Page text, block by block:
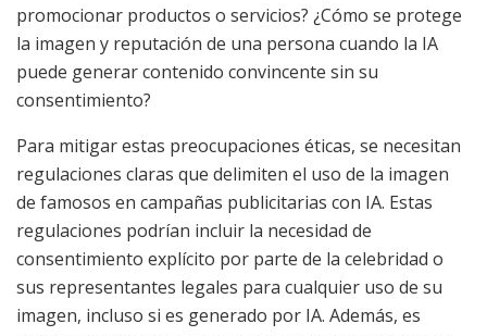
promocionar productos o servicios? ¿Cómo se protege
la imagen y reputación de una persona cuando la IA
puede generar contenido convincente sin su
consentimiento?
Para mitigar estas preocupaciones éticas, se necesitan
regulaciones claras que delimiten el uso de la imagen
de famosos en campañas publicitarias con IA. Estas
regulaciones podrían incluir la necesidad de
consentimiento explícito por parte de la celebridad o
sus representantes legales para cualquier uso de su
imagen, incluso si es generado por IA. Además, es